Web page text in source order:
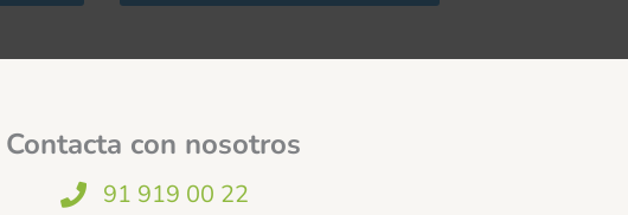
Contacta con nosotros
91 919 00 22